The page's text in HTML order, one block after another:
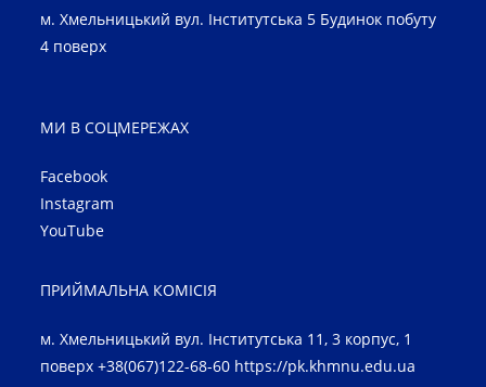
м. Хмельницький вул. Інститутська 5 Будинок побуту
4 поверх
МИ В СОЦМЕРЕЖАХ
Facebook
Instagram
YouTube
ПРИЙМАЛЬНА КОМІСІЯ
м. Хмельницький вул. Інститутська 11, 3 корпус, 1
поверх +38(067)122-68-60 https://pk.khmnu.edu.ua